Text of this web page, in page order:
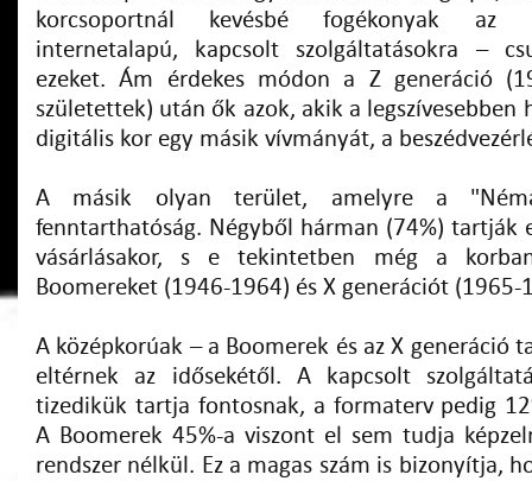
korcsoportnál kevésbé fogékonyak az
internetalapú, kapcsolt szolgáltatásokra –
ezeket. Ám érdekes módon a Z generáció
születettek) után ők azok, akik a legszívesebben
digitális kor egy másik vívmányát, a
A másik olyan terület, amelyre a
fenntarthatóság. Négyből hárman (74%) tartják
vásárlásakor, s e tekintetben még a
Boomereket (1946-1964) és X generációt (1965-
A középkorúak – a Boomerek és az X generáció
eltérnek az idősekétől. A kapcsolt
tizedikük tartja fontosnak, a formaterv pedig
A Boomerek 45%-a viszont el sem tudja
rendszer nélkül. Ez a magas szám is bizonyítja,